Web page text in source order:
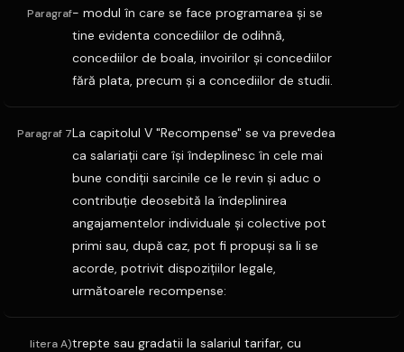
Paragraf- modul în care se face programarea şi se
tine evidenta concediilor de odihnă,
concediilor de boala, invoirilor şi concediilor
fără plata, precum şi a concediilor de studii.
Paragraf 7La capitolul V "Recompense" se va prevedea
ca salariaţii care îşi îndeplinesc în cele mai
bune condiţii sarcinile ce le revin şi aduc o
contribuţie deosebită la îndeplinirea
angajamentelor individuale şi colective pot
primi sau, după caz, pot fi propuşi sa li se
acorde, potrivit dispoziţiilor legale,
următoarele recompense:
litera A)trepte sau gradatii la salariul tarifar, cu